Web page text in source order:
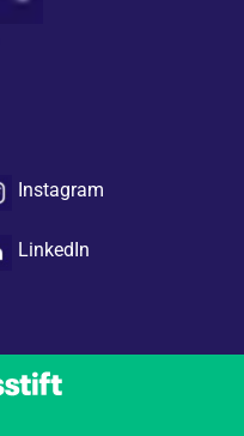
Instagram
LinkedIn